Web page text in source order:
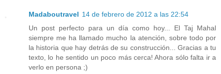
Madaboutravel 14 de febrero de 2012 a las 22:54
Un post perfecto para un día como hoy... El Taj Mahal
siempre me ha llamado mucho la atención, sobre todo por
la historia que hay detrás de su construcción... Gracias a tu
texto, lo he sentido un poco más cerca! Ahora sólo falta ir a
verlo en persona ;)